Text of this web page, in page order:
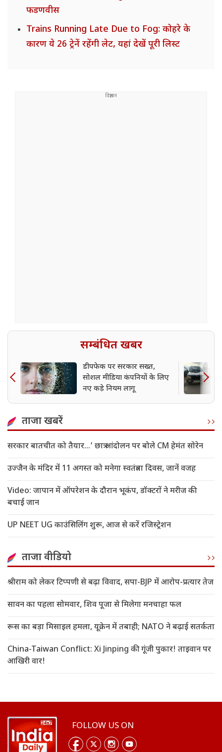
फडणवीस
Trains Running Late Due to Fog: कोहरे के
कारण ये 26 ट्रेनें रहेंगी लेट, यहां देखें पूरी लिस्ट
सम्बंधित खबर
डीपफेक पर सरकार सख्त,
सोशल मीडिया कंपनियों के लिए
नए कड़े नियम लागू
ताजा खबरें
सरकार बातचीत को तैयार…’ छात्र आंदोलन पर बोले CM हेमंत सोरेन
उज्जैन के मंदिर में 11 अगस्त को मनेगा स्वतंत्रता दिवस, जानें वजह
Video: जापान में ऑपरेशन के दौरान भूकंप, डॉक्टरों ने मरीज की
बचाई जान
UP NEET UG काउंसिलिंग शुरू, आज से करें रजिस्ट्रेशन
ताजा वीडियो
श्रीराम को लेकर टिप्पणी से बढ़ा विवाद, सपा-BJP में आरोप-प्रत्यार तेज
सावन का पहला सोमवार, शिव पूजा से मिलेगा मनचाहा फल
रूस का बड़ा मिसाइल हमला, यूक्रेन में तबाही; NATO ने बढ़ाई सतर्कता
China-Taiwan Conflict: Xi Jinping की गूंजी पुकार! ताइवान पर
आखिरी वार!
FOLLOW US ON